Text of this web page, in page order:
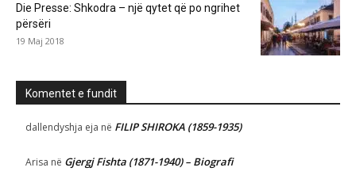
Die Presse: Shkodra – një qytet që po ngrihet
përsëri
19 Maj 2018
Komentet e fundit
dallendyshja eja në FILIP SHIROKA (1859-1935)
Arisa në Gjergj Fishta (1871-1940) – Biografi